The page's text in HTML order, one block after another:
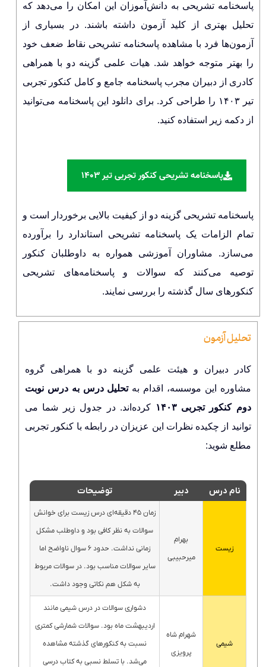
پاسخنامه تشریحی به دانش‌آموزان این امکان را می‌دهد که
تحلیل بهتری از کلید آزمون داشته باشند. در بسیاری از
آزمون‌ها فرد با مشاهده پاسخنامه تشریحی نقاط ضعف خود
را بهتر متوجه خواهد شد. هیات علمی گزینه دو با همراهی
کادری از دبیران مجرب پاسخنامه جامع و کامل کنکور تجربی
تیر ۱۴۰۳ را طراحی کرد. برای دانلود این پاسخنامه می‌توانید
از دکمه زیر استفاده کنید.
پاسخنامه تشریحی کنکور تجربی تیر ۱۴۰۳
پاسخنامه تشریحی گزینه دو از کیفیت بالایی برخوردار است و
تمام الزامات یک پاسخنامه تشریحی استاندارد را برآورده
می‌سازد. مشاوران آموزشی همواره به داوطلبان کنکور
توصیه می‌کنند که سوالات و پاسخنامه‌های تشریحی
کنکورهای سال گذشته را بررسی نمایند.
تحلیل آزمون
کادر دبیران و هیئت علمی گزینه دو با همراهی گروه
مشاوره این موسسه، اقدام بهتحلیل درس به درس نوبت
دوم کنکور تجربی ۱۴۰۳
کرده‌اند. در جدول زیر شما می
توانید از چکیده نظرات این عزیزان در رابطه با کنکور تجربی
مطلع شوید:
نام درس دبیر توضیحات
زیست
بهرام
میرحبیبی
زمان ۴۵ دقیقه‌ای درس زیست برای خوانش
سوالات به نظر کافی بود و داوطلب مشکل
زمانی نداشت. حدود ۶ سوال ناواضح اما
سایر سوالات مناسب بود. در سوالات مربوط
به شکل هم نکاتی وجود داشت.
شیمی
شهرام شاه
پرویزی
دشواری سوالات در درس شیمی مانند
اردیبهشت ماه بود. سوالات شمارشی کمتری
نسبت به کنکورهای گذشته مشاهده
می‌شد. با تسلط نسبی به کتاب درسی